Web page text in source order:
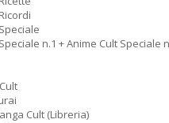
n.1 + Anime Cult Speciale
Cult (Libreria)